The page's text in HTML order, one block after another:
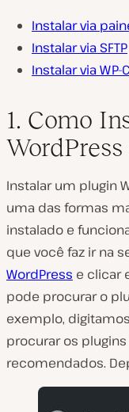
Instalar via
Instalar via SFTP
Instalar via WP-
1. Como
Instalar um plugin
uma das formas
instalado e
que você faz ir na
WordPress e clicar
pode procurar o
exemplo,
procurar os
recomendados.